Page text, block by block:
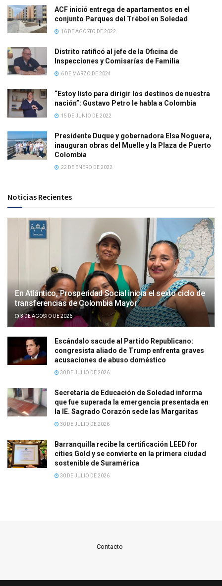
ACF inició entrega de apartamentos en el
conjunto Parques del Trébol en Soledad
16 DE AGOSTO DE 2022
Distrito ratificó al jefe de la Oficina de
Inspecciones y Comisarías de Familia
6 DE MARZO DE 2024
“Estoy listo para dirigir los destinos de nuestra
nación”: Gustavo Petro le habla a Colombia
15 DE JUNIO DE 2022
Presidente Duque y gobernadora Elsa Noguera,
inauguran obras del Muelle y la Plaza de Puerto
Colombia
22 DE ENERO DE 2022
Noticias Recientes
En Atlántico, Prosperidad Social inicia el sexto ciclo de
transferencias de Colombia Mayor
3 DE AGOSTO DE 2026
Escándalo sacude al Partido Republicano:
congresista aliado de Trump enfrenta graves
acusaciones de abuso doméstico
30 DE JULIO DE 2026
Secretaría de Educación de Soledad informa
que fue superada la emergencia presentada en
la IE. Sagrado Corazón sede las Margaritas
30 DE JULIO DE 2026
Barranquilla recibe la certificación LEED for
cities Gold y se convierte en la primera ciudad
sostenible de Suramérica
30 DE JULIO DE 2026
Contacto